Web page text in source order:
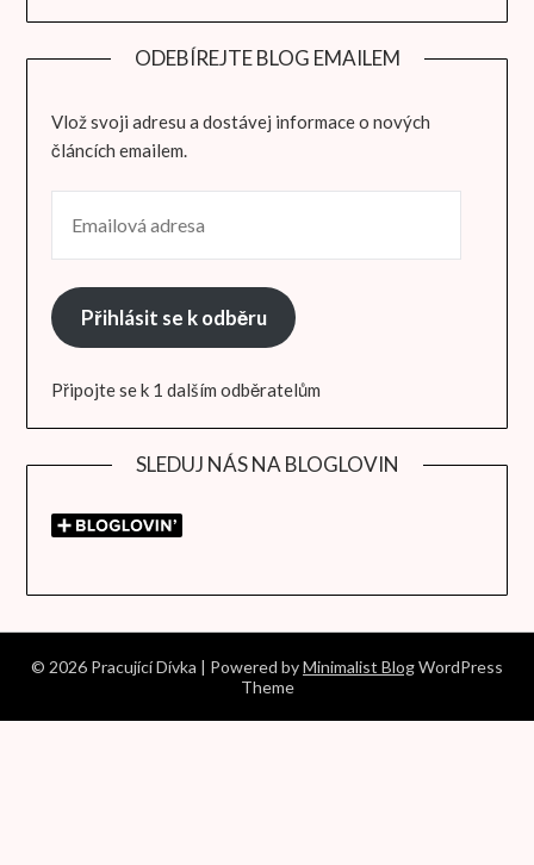
ODEBÍREJTE BLOG EMAILEM
Vlož svoji adresu a dostávej informace o nových
článcích emailem.
Přihlásit se k odběru
Připojte se k 1 dalším odběratelům
SLEDUJ NÁS NA BLOGLOVIN
© 2026 Pracující Dívka | Powered byMinimalist BlogWordPress
Theme